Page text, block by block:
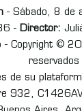
- Sábado, 8 de
- Director:
- Copyright ©
reservados
de su
932,